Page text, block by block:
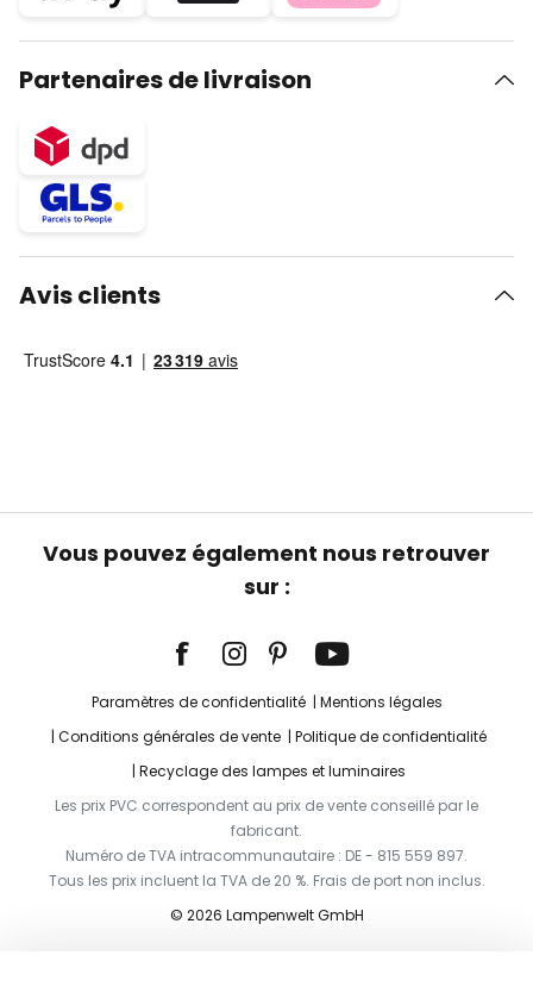
Partenaires de livraison
Avis clients
Vous pouvez également nous retrouver
sur :
Paramètres de confidentialité
Mentions légales
Conditions générales de vente
Politique de confidentialité
Recyclage des lampes et luminaires
Les prix PVC correspondent au prix de vente conseillé par le
fabricant.
Numéro de TVA intracommunautaire : DE - 815 559 897.
Tous les prix incluent la TVA de 20 %. Frais de port non inclus.
© 2026 Lampenwelt GmbH